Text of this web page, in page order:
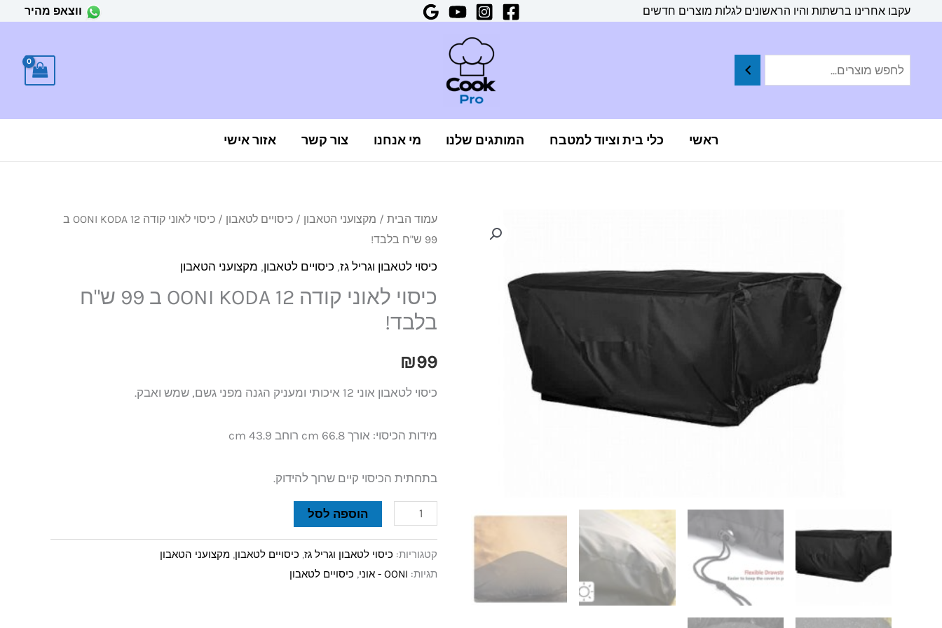
עקבו אחרינו ברשתות והיו הראשונים לגלות מוצרים חדשים ווצאפ מהיר
ראשי כלי בית וציוד למטבח המותגים שלנו מי אנחנו צור קשר אזור אישי
עמוד הבית / מקצועני הטאבון / כיסויים לטאבון
/ כיסוי לאוני קודה 12 OONI KODA ב
99 ש"ח בלבד!
כיסוי לטאבון וגריל גז, כיסויים לטאבון, מקצועני הטאבון
כיסוי לאוני קודה 12 OONI KODA ב 99 ש"ח
בלבד!
₪99
כיסוי לטאבון אוני 12 איכותי ומעניק הגנה מפני גשם, שמש ואבק.
מידות הכיסוי: אורך 66.8 cm רוחב 43.9 cm
בתחתית הכיסוי קיים שרוך להידוק.
כמות
של
כיסוי
קודה
12
KODA
ב
ש"ח
הוספה לסל
קטגוריות: כיסוי לטאבון וגריל גז, כיסויים לטאבון, מקצועני הטאבון
תגיות: OONI - אוני , כיסויים לטאבון